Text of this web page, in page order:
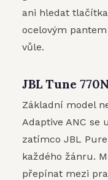
ani hledat
ocelovým
vůle.
JBL Tune
Základní model
Adaptive ANC se
zatímco JBL
každého žánru.
přepínat mezi